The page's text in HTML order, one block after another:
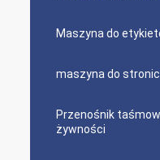
Maszyna do
maszyna do
Przenośnik
żywności